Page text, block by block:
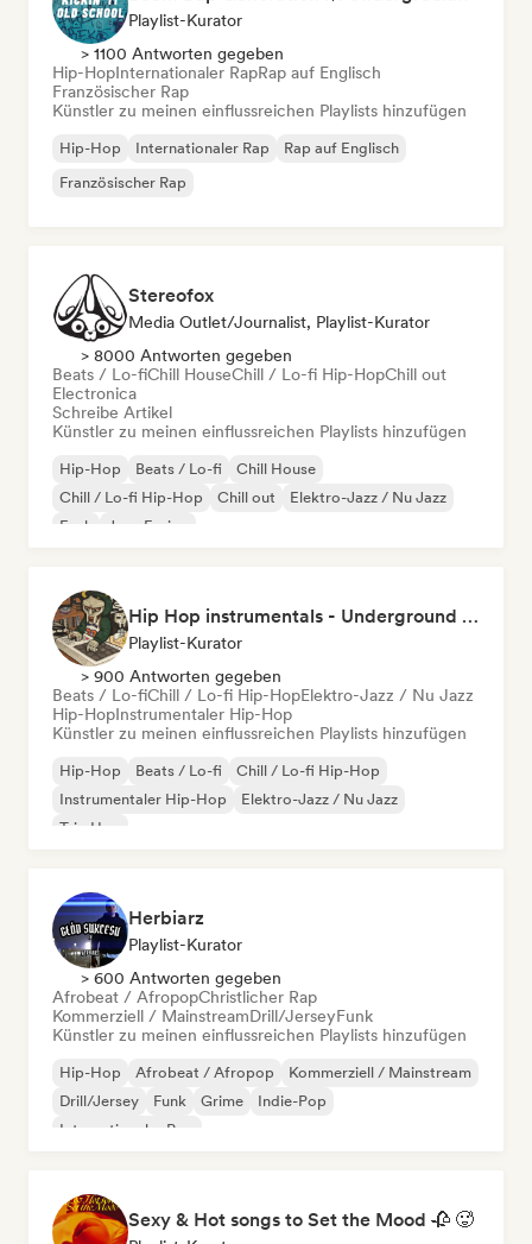
Playlist-Kurator
> 1100 Antworten gegeben
Hip-HopInternationaler RapRap auf Englisch
Französischer Rap
Künstler zu meinen einflussreichen Playlists hinzufügen
Hip-Hop Internationaler Rap
Rap auf Englisch
Französischer Rap
Stereofox
Media Outlet/Journalist, Playlist-Kurator
> 8000 Antworten gegeben
Beats / Lo-fiChill HouseChill / Lo-fi Hip-HopChill out
Electronica
Schreibe Artikel
Künstler zu meinen einflussreichen Playlists hinzufügen
Hip-Hop Beats / Lo-fi
Chill House
Chill / Lo-fi Hip-Hop
Chill out
Elektro-Jazz / Nu Jazz
Funk
Jazz-Fusion
Hip Hop instrumentals - Underground boombap & Lo Fi Hip Hop (by Snaap)
Playlist-Kurator
> 900 Antworten gegeben
Beats / Lo-fiChill / Lo-fi Hip-HopElektro-Jazz / Nu Jazz
Hip-HopInstrumentaler Hip-Hop
Künstler zu meinen einflussreichen Playlists hinzufügen
Hip-Hop Beats / Lo-fi
Chill / Lo-fi Hip-Hop
Instrumentaler Hip-Hop
Elektro-Jazz / Nu Jazz
Trip Hop
Herbiarz
Playlist-Kurator
> 600 Antworten gegeben
Afrobeat / AfropopChristlicher Rap
Kommerziell / MainstreamDrill/JerseyFunk
Künstler zu meinen einflussreichen Playlists hinzufügen
Hip-Hop Afrobeat / Afropop
Kommerziell / Mainstream
Drill/Jersey
Funk Grime
Indie-Pop
Internationaler Pop
Sexy & Hot songs to Set the Mood 🥀 🥵